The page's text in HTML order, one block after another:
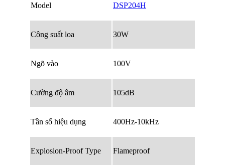
Model DSP204H
Công suất loa 30W
Ngõ vào 100V
Cường độ âm 105dB
Tần số hiệu dụng 400Hz-10kHz
Explosion-Proof Type Flameproof